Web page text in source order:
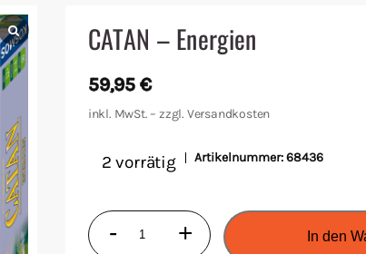
CATAN – Energien
59,95€
inkl. MwSt. – zzgl. Versandkosten
2 vorrätig Artikelnummer:68436
-
CATAN+ In den